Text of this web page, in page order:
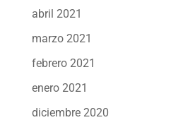
abril 2021
marzo 2021
febrero 2021
enero 2021
diciembre 2020